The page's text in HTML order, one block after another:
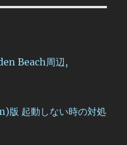
Beach周辺,
版 起動しない時の対処